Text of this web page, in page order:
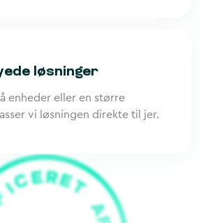
løsninger
enheder eller en større
vi løsningen direkte til jer.